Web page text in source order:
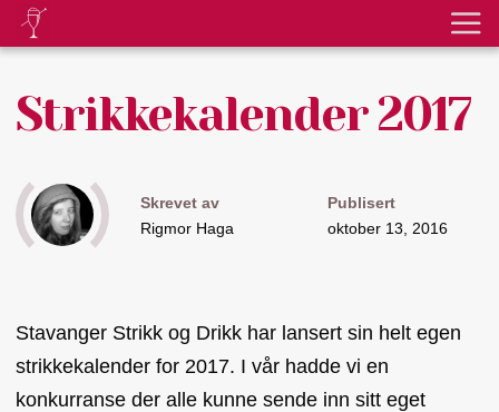
Strikkekalender 2017
Skrevet av
Rigmor Haga
Publisert
oktober 13, 2016
Stavanger Strikk og Drikk har lansert sin helt egen
strikkekalender for 2017. I vår hadde vi en
konkurranse der alle kunne sende inn sitt eget